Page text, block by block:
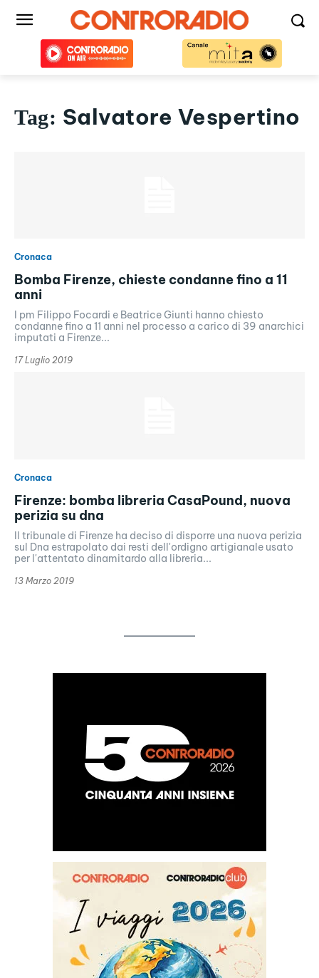
Tag: Salvatore Vespertino
Cronaca
Bomba Firenze, chieste condanne fino a 11
anni
I pm Filippo Focardi e Beatrice Giunti hanno chiesto
condanne fino a 11 anni nel processo a carico di 39 anarchici
imputati a Firenze...
17 Luglio 2019
Cronaca
Firenze: bomba libreria CasaPound, nuova
perizia su dna
Il tribunale di Firenze ha deciso di disporre una nuova perizia
sul Dna estrapolato dai resti dell'ordigno artigianale usato
per l'attentato dinamitardo alla libreria...
13 Marzo 2019